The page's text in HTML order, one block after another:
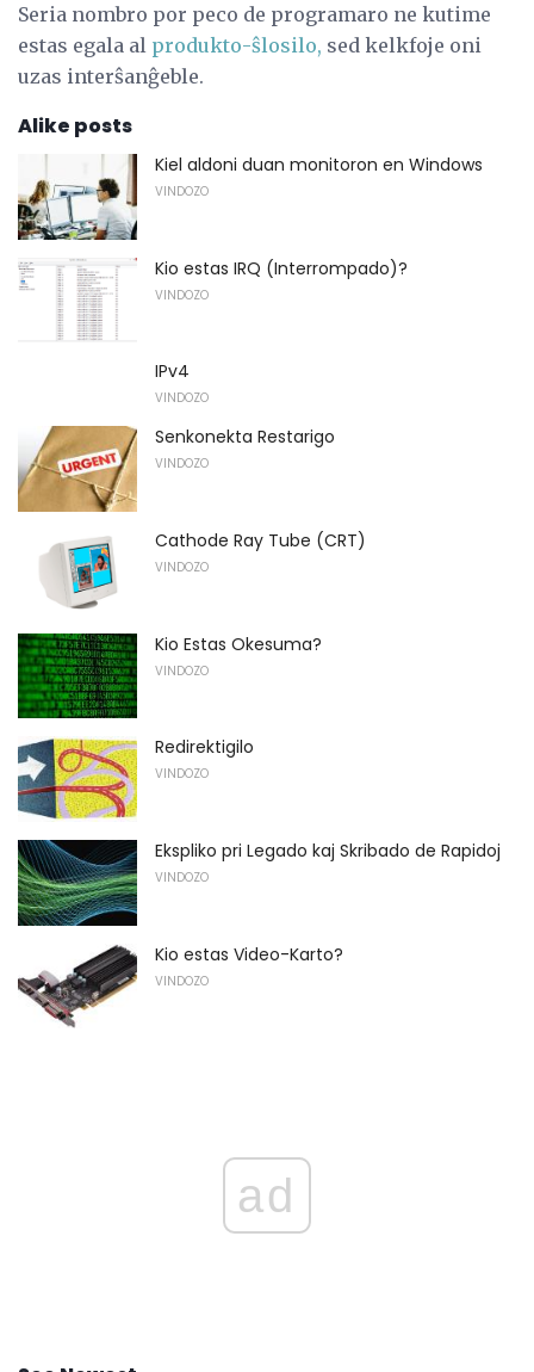
Seria nombro por peco de programaro ne kutime
estas egala al produkto-ŝlosilo, sed kelkfoje oni
uzas interŝanĝeble.
Alike posts
Kiel aldoni duan monitoron en Windows
VINDOZO
Kio estas IRQ (Interrompado)?
VINDOZO
IPv4
VINDOZO
Senkonekta Restarigo
VINDOZO
Cathode Ray Tube (CRT)
VINDOZO
Kio Estas Okesuma?
VINDOZO
Redirektigilo
VINDOZO
Ekspliko pri Legado kaj Skribado de Rapidoj
VINDOZO
Kio estas Video-Karto?
VINDOZO
ad